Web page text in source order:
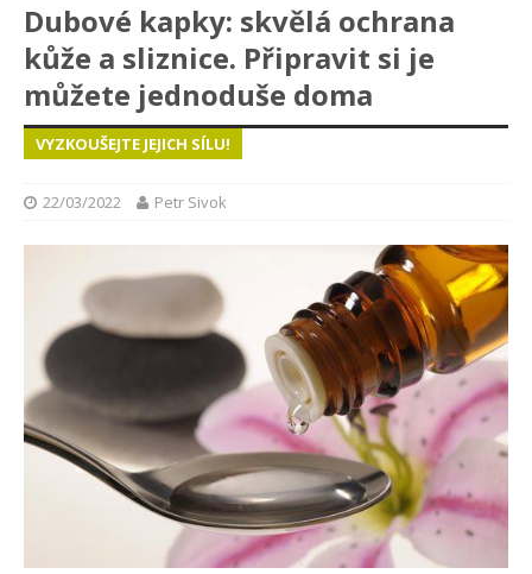
Dubové kapky: skvělá ochrana
kůže a sliznice. Připravit si je
můžete jednoduše doma
VYZKOUŠEJTE JEJICH SÍLU!
22/03/2022 Petr Sivok